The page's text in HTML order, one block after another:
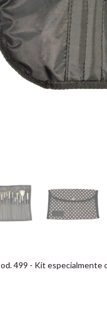
499 - Kit especialmente